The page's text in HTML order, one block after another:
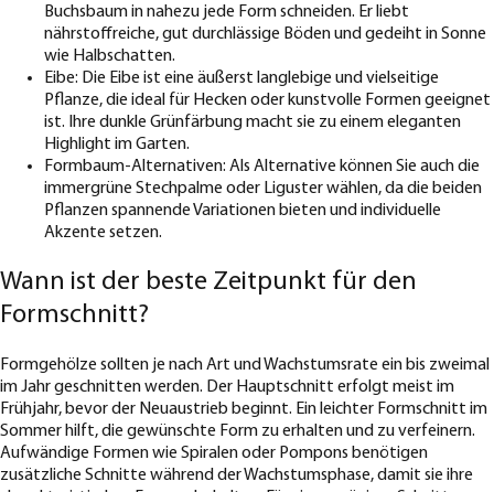
Buchsbaum in nahezu jede Form schneiden. Er liebt
nährstoffreiche, gut durchlässige Böden und gedeiht in Sonne
wie Halbschatten.
Eibe: Die Eibe ist eine äußerst langlebige und vielseitige
Pflanze, die ideal für Hecken oder kunstvolle Formen geeignet
ist. Ihre dunkle Grünfärbung macht sie zu einem eleganten
Highlight im Garten.
Formbaum-Alternativen: Als Alternative können Sie auch die
immergrüne Stechpalme oder Liguster wählen, da die beiden
Pflanzen spannende Variationen bieten und individuelle
Akzente setzen.
Wann ist der beste Zeitpunkt für den
Formschnitt?
Formgehölze sollten je nach Art und Wachstumsrate ein bis zweimal
im Jahr geschnitten werden. Der Hauptschnitt erfolgt meist im
Frühjahr, bevor der Neuaustrieb beginnt. Ein leichter Formschnitt im
Sommer hilft, die gewünschte Form zu erhalten und zu verfeinern.
Aufwändige Formen wie Spiralen oder Pompons benötigen
zusätzliche Schnitte während der Wachstumsphase, damit sie ihre